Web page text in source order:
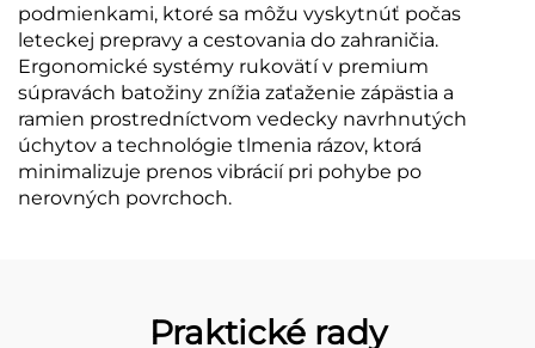
podmienkami, ktoré sa môžu vyskytnúť počas
leteckej prepravy a cestovania do zahraničia.
Ergonomické systémy rukovätí v premium
súpravách batožiny znížia zaťaženie zápästia a
ramien prostredníctvom vedecky navrhnutých
úchytov a technológie tlmenia rázov, ktorá
minimalizuje prenos vibrácií pri pohybe po
nerovných povrchoch.
Praktické rady